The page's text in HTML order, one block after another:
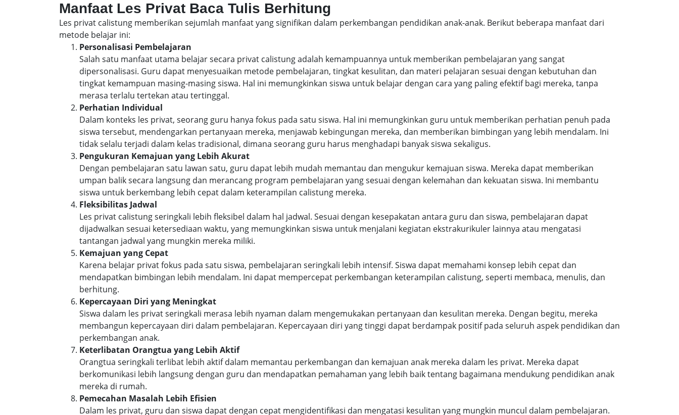
Manfaat Les Privat Baca Tulis Berhitung
Les privat calistung memberikan sejumlah manfaat yang signifikan dalam perkembangan pendidikan anak-anak. Berikut beberapa manfaat dari
metode belajar ini:
Personalisasi Pembelajaran
Salah satu manfaat utama belajar secara privat calistung adalah kemampuannya untuk memberikan pembelajaran yang sangat
dipersonalisasi. Guru dapat menyesuaikan metode pembelajaran, tingkat kesulitan, dan materi pelajaran sesuai dengan kebutuhan dan
tingkat kemampuan masing-masing siswa. Hal ini memungkinkan siswa untuk belajar dengan cara yang paling efektif bagi mereka, tanpa
merasa terlalu tertekan atau tertinggal.
Perhatian Individual
Dalam konteks les privat, seorang guru hanya fokus pada satu siswa. Hal ini memungkinkan guru untuk memberikan perhatian penuh pada
siswa tersebut, mendengarkan pertanyaan mereka, menjawab kebingungan mereka, dan memberikan bimbingan yang lebih mendalam. Ini
tidak selalu terjadi dalam kelas tradisional, dimana seorang guru harus menghadapi banyak siswa sekaligus.
Pengukuran Kemajuan yang Lebih Akurat
Dengan pembelajaran satu lawan satu, guru dapat lebih mudah memantau dan mengukur kemajuan siswa. Mereka dapat memberikan
umpan balik secara langsung dan merancang program pembelajaran yang sesuai dengan kelemahan dan kekuatan siswa. Ini membantu
siswa untuk berkembang lebih cepat dalam keterampilan calistung mereka.
Fleksibilitas Jadwal
Les privat calistung seringkali lebih fleksibel dalam hal jadwal. Sesuai dengan kesepakatan antara guru dan siswa, pembelajaran dapat
dijadwalkan sesuai ketersediaan waktu, yang memungkinkan siswa untuk menjalani kegiatan ekstrakurikuler lainnya atau mengatasi
tantangan jadwal yang mungkin mereka miliki.
Kemajuan yang Cepat
Karena belajar privat fokus pada satu siswa, pembelajaran seringkali lebih intensif. Siswa dapat memahami konsep lebih cepat dan
mendapatkan bimbingan lebih mendalam. Ini dapat mempercepat perkembangan keterampilan calistung, seperti membaca, menulis, dan
berhitung.
Kepercayaan Diri yang Meningkat
Siswa dalam les privat seringkali merasa lebih nyaman dalam mengemukakan pertanyaan dan kesulitan mereka. Dengan begitu, mereka
membangun kepercayaan diri dalam pembelajaran. Kepercayaan diri yang tinggi dapat berdampak positif pada seluruh aspek pendidikan dan
perkembangan anak.
Keterlibatan Orangtua yang Lebih Aktif
Orangtua seringkali terlibat lebih aktif dalam memantau perkembangan dan kemajuan anak mereka dalam les privat. Mereka dapat
berkomunikasi lebih langsung dengan guru dan mendapatkan pemahaman yang lebih baik tentang bagaimana mendukung pendidikan anak
mereka di rumah.
Pemecahan Masalah Lebih Efisien
Dalam les privat, guru dan siswa dapat dengan cepat mengidentifikasi dan mengatasi kesulitan yang mungkin muncul dalam pembelajaran.